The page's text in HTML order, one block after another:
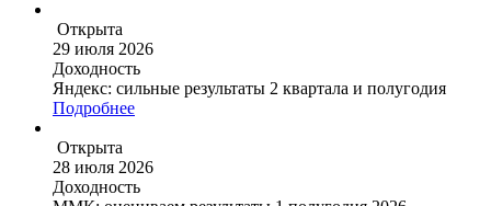
Открыта
29 июля 2026
Доходность
Яндекс: сильные результаты 2 квартала и полугодия
Подробнее
Открыта
28 июля 2026
Доходность